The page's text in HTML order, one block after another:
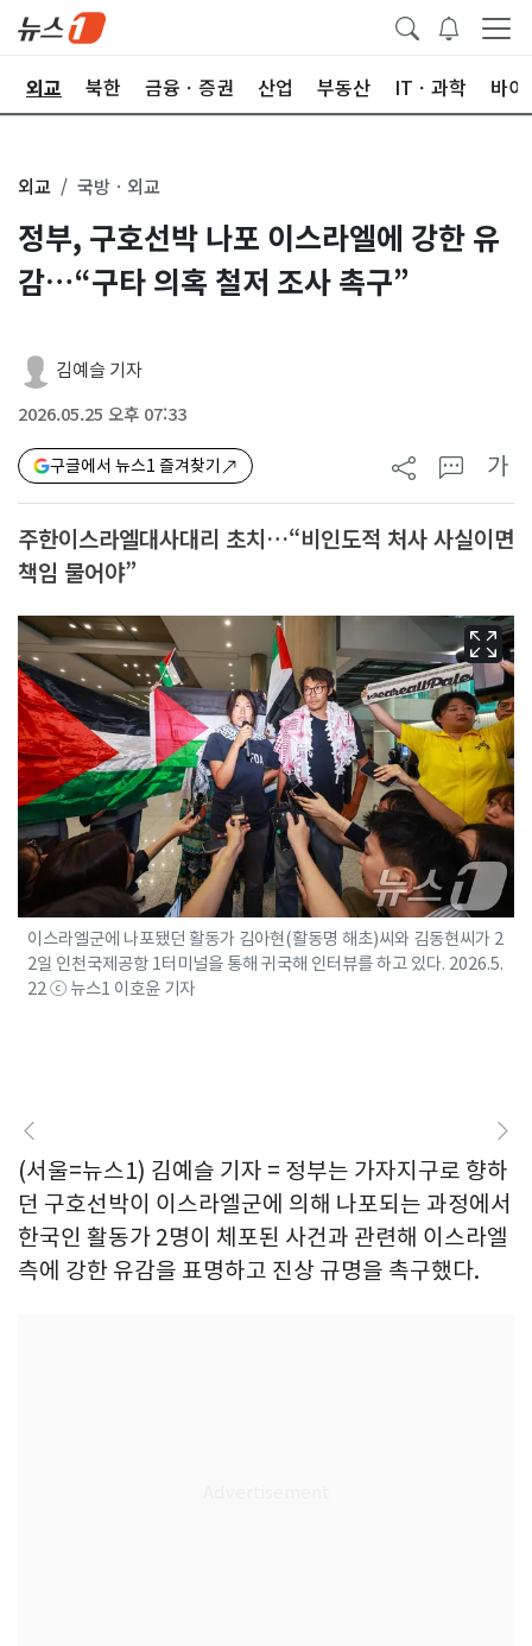
외교 북한 금융ㆍ증권 산업 부동산 ITㆍ과학 바이
외교 국방ㆍ외교
정부, 구호선박 나포 이스라엘에 강한 유
감…“구타 의혹 철저 조사 촉구”
김예슬 기자
2026.05.25 오후 07:33
구글에서 뉴스1 즐겨찾기 가
주한이스라엘대사대리 초치…“비인도적 처사 사실이면
책임 물어야”
이스라엘군에 나포됐던 활동가 김아현(활동명 해초)씨와 김동현씨가 2
2일 인천국제공항 1터미널을 통해 귀국해 인터뷰를 하고 있다. 2026.5.
22 ⓒ 뉴스1 이호윤 기자
(서울=뉴스1) 김예슬 기자 = 정부는 가자지구로 향하
던 구호선박이 이스라엘군에 의해 나포되는 과정에서
한국인 활동가 2명이 체포된 사건과 관련해 이스라엘
측에 강한 유감을 표명하고 진상 규명을 촉구했다.